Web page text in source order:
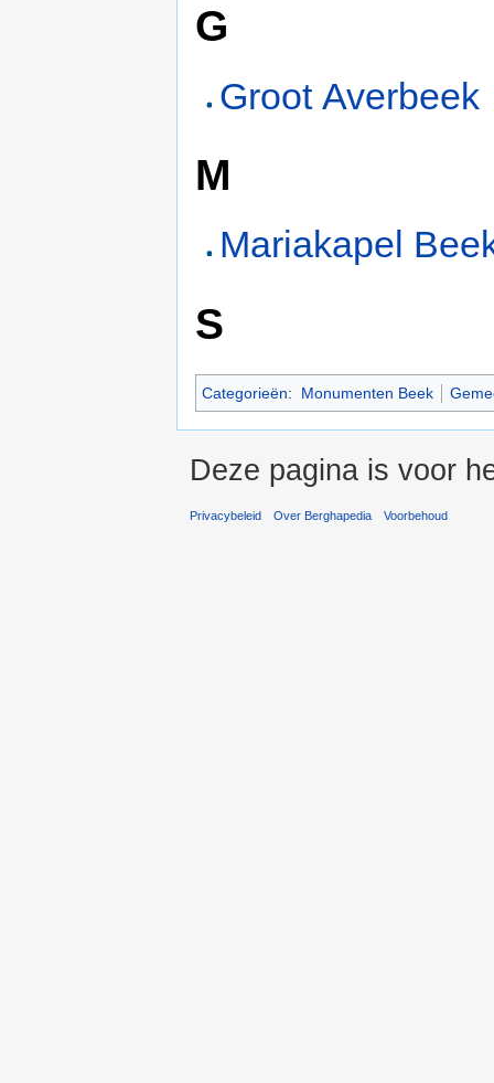
G
Groot Averbeek
M
Mariakapel
S
Categorieën: Monumenten Beek
Deze pagina is voor
Privacybeleid Over Berghapedia Voorbehoud